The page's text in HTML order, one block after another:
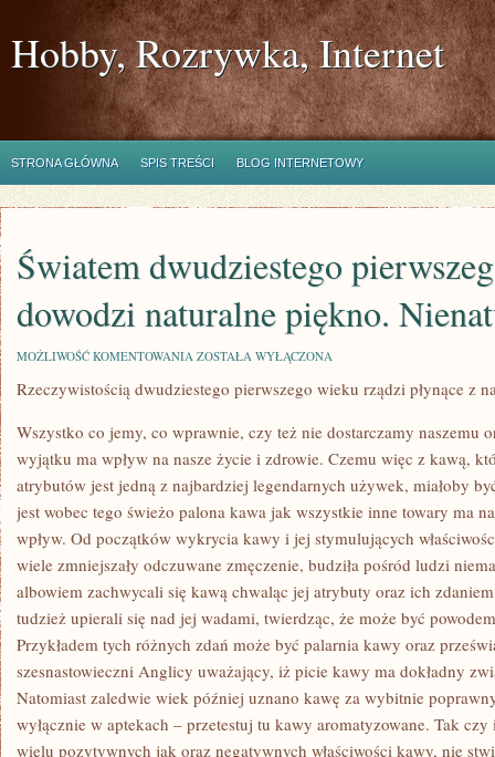
Hobby, Rozrywka, Internet
STRONA GŁÓWNA SPIS TREŚCI BLOG INTERNETOWY
Światem dwudziestego
dowodzi naturalne piękno.
MOŻLIWOŚĆ KOMENTOWANIA ŚWIATEM
PIERWSZEGO
NATURALNE
PIĘKNO.
NIENATURALNE
ZOSTAŁA WYŁĄCZONA
Rzeczywistością dwudziestego pierwszego wieku rządzi płynące z
Wszystko co jemy, co wprawnie, czy też nie dostarczamy naszemu
wyjątku ma wpływ na nasze życie i zdrowie. Czemu więc z kawą,
atrybutów jest jedną z najbardziej legendarnych używek, miałoby
jest wobec tego świeżo palona kawa jak wszystkie inne towary ma
wpływ. Od początków wykrycia kawy i jej stymulujących
wiele zmniejszały odczuwane zmęczenie, budziła pośród ludzi
albowiem zachwycali się kawą chwaląc jej atrybuty oraz ich
tudzież upierali się nad jej wadami, twierdząc, że może być
Przykładem tych różnych zdań może być palarnia kawy oraz
szesnastowieczni Anglicy uważający, iż picie kawy ma dokładny
Natomiast zaledwie wiek później uznano kawę za wybitnie
wyłącznie w aptekach – przetestuj tu kawy aromatyzowane. Tak
wielu pozytywnych jak oraz negatywnych właściwości kawy, nie